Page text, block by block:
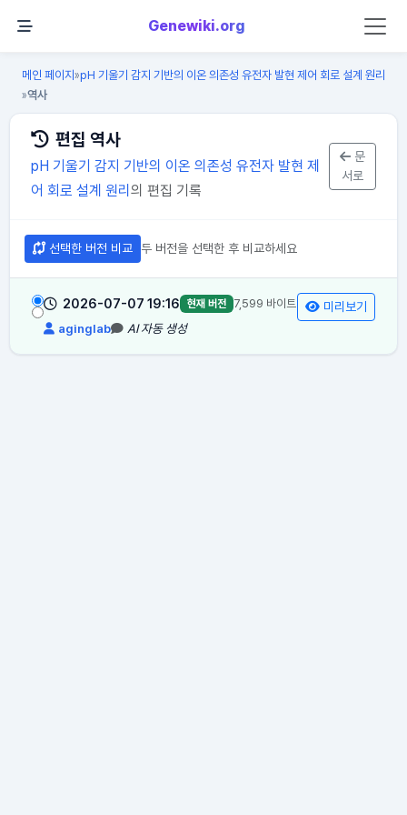
Genewiki.org
메인 페이지»pH 기울기 감지 기반의 이온 의존성 유전자 발현 제어 회로 설계 원리
»역사
편집 역사
pH 기울기 감지 기반의 이온 의존성 유전자 발현 제
어 회로 설계 원리 의 편집 기록
문
서로
선택한 버전 비교 두 버전을 선택한 후 비교하세요
2026-07-07 19:16 현재 버전 7,599 바이트
aginglab AI 자동 생성
미리보기